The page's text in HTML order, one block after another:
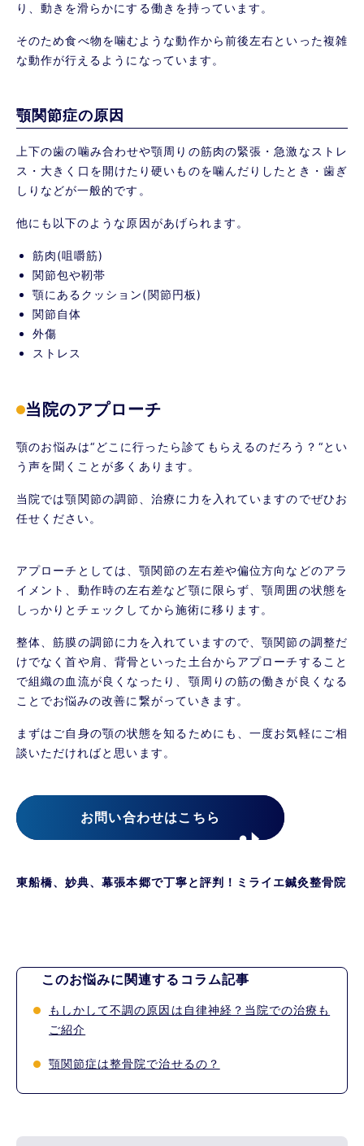
り、動きを滑らかにする働きを持っています。
そのため食べ物を噛むような動作から前後左右といった複雑
な動作が行えるようになっています。
顎関節症の原因
上下の歯の噛み合わせや顎周りの筋肉の緊張・急激なストレ
ス・大きく口を開けたり硬いものを噛んだりしたとき・歯ぎ
しりなどが一般的です。
他にも以下のような原因があげられます。
筋肉(咀嚼筋)
関節包や靭帯
顎にあるクッション(関節円板)
関節自体
外傷
ストレス
当院のアプローチ
顎のお悩みは“どこに行ったら診てもらえるのだろう？“とい
う声を聞くことが多くあります。
当院では顎関節の調節、治療に力を入れていますのでぜひお
任せください。
アプローチとしては、顎関節の左右差や偏位方向などのアラ
イメント、動作時の左右差など顎に限らず、顎周囲の状態を
しっかりとチェックしてから施術に移ります。
整体、筋膜の調節に力を入れていますので、顎関節の調整だ
けでなく首や肩、背骨といった土台からアプローチすること
で組織の血流が良くなったり、顎周りの筋の働きが良くなる
ことでお悩みの改善に繋がっていきます。
まずはご自身の顎の状態を知るためにも、一度お気軽にご相
談いただければと思います。
お問い合わせはこちら
東船橋、妙典、幕張本郷で丁寧と評判！ミライエ鍼灸整骨院
このお悩みに関連するコラム記事
もしかして不調の原因は自律神経？当院での治療も
ご紹介
顎関節症は整骨院で治せるの？